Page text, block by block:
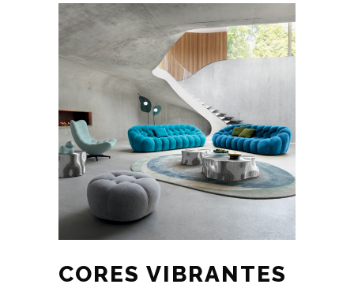
CORES VIBRANTES